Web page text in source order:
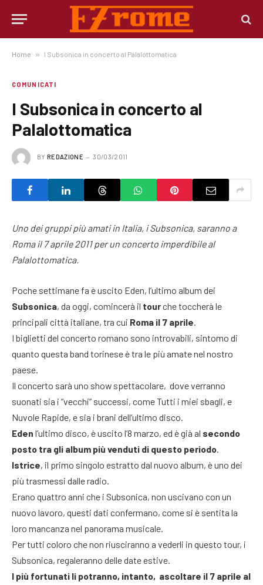
Home » I Subsonica in concerto al Palalottomatica
COMUNICATI
I Subsonica in concerto al
Palalottomatica
BY REDAZIONE 30/03/2011
Uno dei gruppi più amati in Italia, i Subsonica, saranno a
Roma il 7 aprile 2011 per un concerto imperdibile al
Palalottomatica.
Poche settimane fa è uscito Eden, l’ultimo album dei
Subsonica, da oggi, comincerà il tourche toccherà le
principali città italiane, tra cui Roma il 7 aprile
I biglietti del concerto romano sono introvabili, sintomo di
quanto questa band torinese è tra le più amate nel nostro
paese.
Il concerto sarà uno show spettacolare, dove verranno
suonati sia i “vecchi” successi, come Tutti i miei sbagli, e
Nuvole Rapide, e sia i brani dell’ultimo disco.
Eden l’ultimo disco, è uscito l’8 marzo, ed è già al secondo
posto tra gli album più venduti di questo periodo
Istrice, il primo singolo estratto dal nuovo album, è uno dei
più trasmessi dalle radio.
Erano quattro anni che i Subsonica, non uscivano con un
nuovo lavoro, questi dati confermano, come si è sentita la
loro mancanza nel panorama musicale.
Per tutti coloro che non riusciranno a vederli in questo tour, i
Subsonica, regaleranno delle date estive.
I più fortunati li potranno, intanto, ascoltare il 7 aprile al